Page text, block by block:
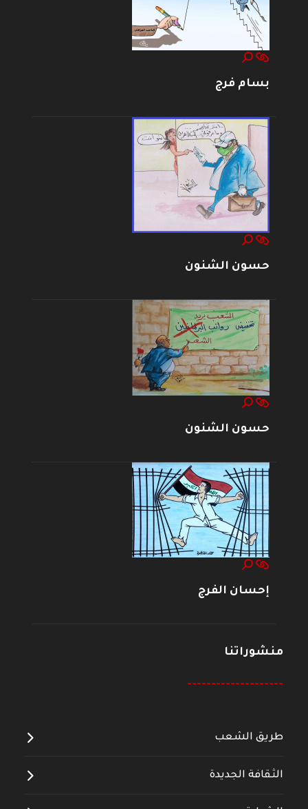
بسام فرج
حسون الشنون
حسون الشنون
إحسان الفرج
منشوراتنا
--------------------
طريق الشعب
الثقافة الجديدة